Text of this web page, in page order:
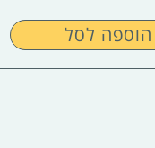
הוספה לסל